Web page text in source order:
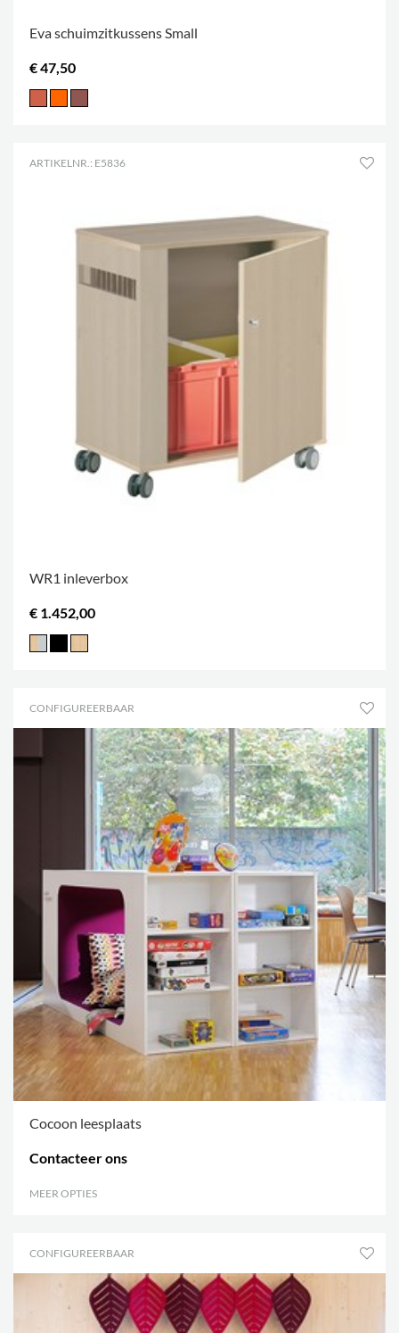
Eva schuimzitkussens Small
€ 47,50
ARTIKELNR.: E5836
WR1 inleverbox
€ 1.452,00
CONFIGUREERBAAR
Cocoon leesplaats
Contacteer ons
MEER OPTIES
CONFIGUREERBAAR